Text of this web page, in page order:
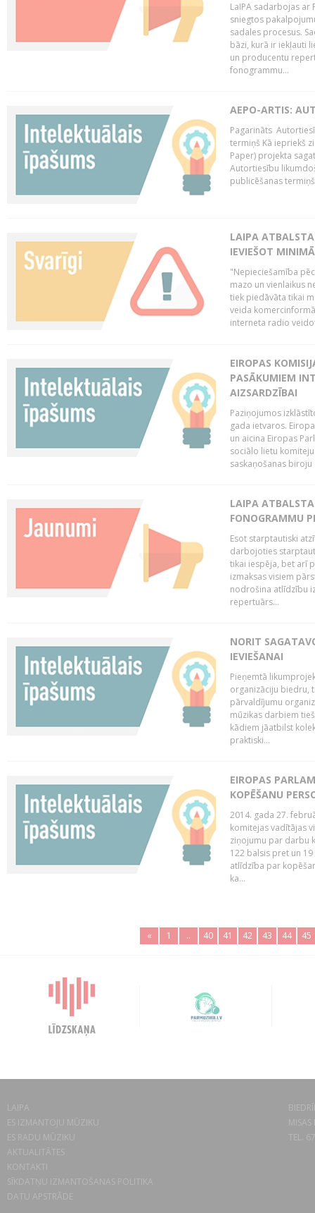
LaIPA sadarbojas
sniegtos
sadales procesus.
bāzi, kurā ir iekļauti
un producentu
fonogrammu...
AEPO-ARTIS:
Pagarināts
termiņš Kā iepriekš
Paper) projekta
Autortiesību
publicēšanas
LAIPA
IEVIEŠOT
"Nepieciešamība
mazo un vienlaikus
tiek piedāvāta tikai
veida
interneta radio
EIROPAS
PASĀKUMIEM
AIZSARDZĪBAI
Paziņojumos
gada ietvaros.
un aicina Eiropas
sociālo lietu
saskaņošanas biroju
LAIPA
FONOGRAMMU
Esot starptautiski
darbojoties
tikai iespēja, bet arī
izmaksas visiem
nodrošina atlīdzību
repertuārs...
NORIT
IEVIEŠANAI
Pieņemtā
organizāciju biedru,
pārvaldījumu
mūzikas darbiem
kādiem jāatbilst
praktiski...
EIROPAS
KOPĒŠANU
2014. gada 27.
komitejas vadītājas
ziņojumu par darbu
122 balsis pret un
atlīdzība par
ka...
« 1 .. 40 41 42 43 44 45
LAIPA
ES IZMANTOJU MŪZIKU
ES RADU MŪZIKU
AKTUALITĀTES
KONTAKTI
SĪKDATŅU IZMANTOŠANAS POLITIKA
DATU APSTRĀDE
TEL.